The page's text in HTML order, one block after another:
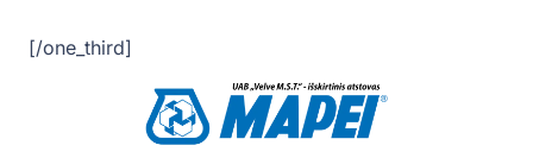
[/one_third]